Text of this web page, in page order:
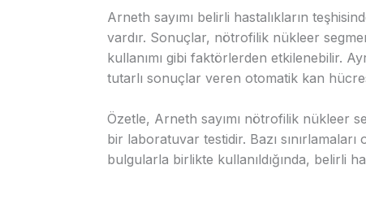
Arneth sayımı belirli hastalıkların
vardır. Sonuçlar, nötrofilik nükleer
kullanımı gibi faktörlerden etkilenebilir.
tutarlı sonuçlar veren otomatik kan
Özetle, Arneth sayımı nötrofilik nükleer
bir laboratuvar testidir. Bazı
bulgularla birlikte kullanıldığında, belirli